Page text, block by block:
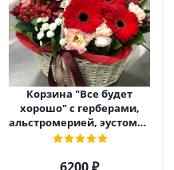
Корзина "Все будет
хорошо" с герберами,
альстромерией, эустомой
и хризантемой арт. 22461